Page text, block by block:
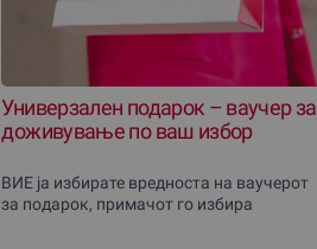
Универзален подарок – ваучер за
доживување по ваш избор
ВИЕ ја избирате вредноста на ваучерот
за подарок, примачот го избира